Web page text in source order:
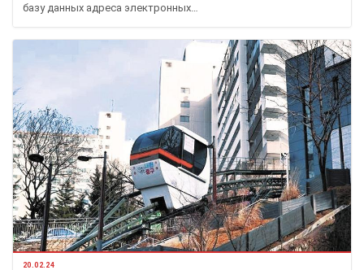
базу данных адреса электронных…
20.02.24